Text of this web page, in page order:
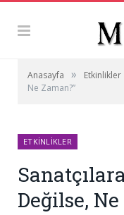
Anasayfa » Etkinlikler
Ne Zaman?”
ETKINLIKLER
Değilse,